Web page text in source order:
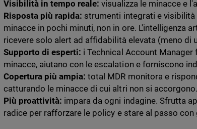
Visibilità in tempo reale: visualizza le minacce e
Risposta più rapida: strumenti integrati e
minacce in pochi minuti, non in ore. L'intelligenza
ricevere solo alert ad affidabilità elevata (meno di
Supporto di esperti: i Technical Account
minacce, aiutano con le escalation e forniscono
Copertura più ampia: total MDR monitora e
catturando le minacce di cui altri non si accorgono.
Più proattività: impara da ogni indagine. Sfrutta
radice per rafforzare le policy e stare al passo